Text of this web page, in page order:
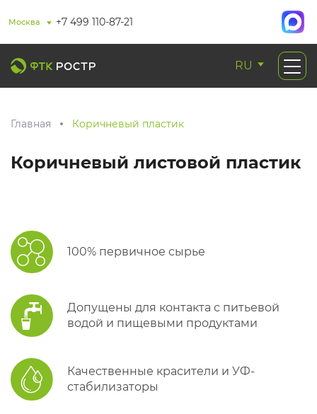
Москва +7 499 110-87-21
RU
Главная Коричневый пластик
Коричневый листовой пластик
100% первичное сырье
Допущены для контакта с питьевой
водой и пищевыми продуктами
Качественные красители и УФ-
стабилизаторы